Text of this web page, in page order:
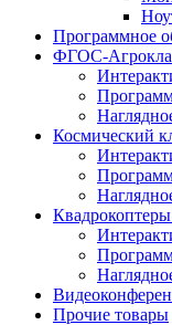
Программное
ФГОС-
Космический
Прочие товары